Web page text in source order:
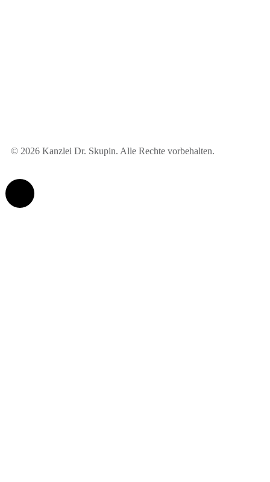
© 2026 Kanzlei Dr. Skupin. Alle Rechte vorbehalten.